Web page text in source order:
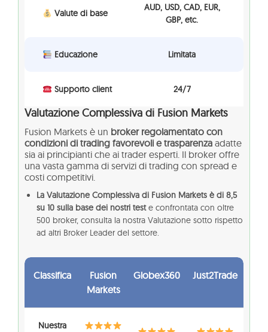
Valute di base
AUD, USD, CAD, EUR,
GBP, etc.
Educazione Limitata
Supporto client 24/7
Valutazione Complessiva di Fusion Markets
Fusion Markets è un broker regolamentato con
condizioni di trading favorevoli e trasparenza adatte
sia ai principianti che ai trader esperti. Il broker offre
una vasta gamma di servizi di trading con spread e
costi competitivi.
La Valutazione Complessiva di Fusion Markets è di 8,5
su 10 sulla base dei nostri teste confrontata con oltre
500 broker, consulta la nostra Valutazione sotto rispetto
ad altri Broker Leader del settore.
Classifica
Fusion
Markets
Globex360 Just2Trade
Nuestra